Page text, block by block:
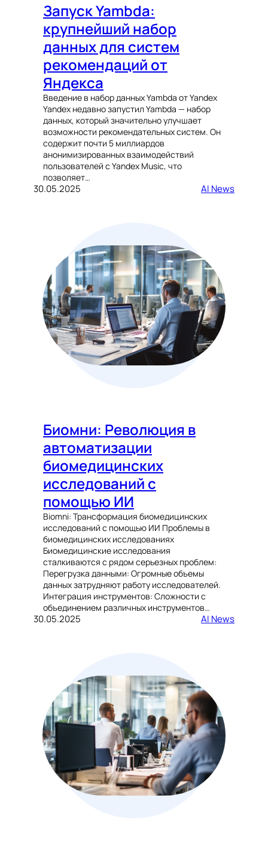
Запуск Yambda:
крупнейший набор
данных для систем
рекомендаций от
Яндекса
Введение в набор данных Yambda от Yandex
Yandex недавно запустил Yambda — набор
данных, который значительно улучшает
возможности рекомендательных систем. Он
содержит почти 5 миллиардов
анонимизированных взаимодействий
пользователей с Yandex Music, что
позволяет…
30.05.2025 AI News
Биомни: Революция в
автоматизации
биомедицинских
исследований с
помощью ИИ
Biomni: Трансформация биомедицинских
исследований с помощью ИИ Проблемы в
биомедицинских исследованиях
Биомедицинские исследования
сталкиваются с рядом серьезных проблем:
Перегрузка данными: Огромные объемы
данных затрудняют работу исследователей.
Интеграция инструментов: Сложности с
объединением различных инструментов…
30.05.2025 AI News